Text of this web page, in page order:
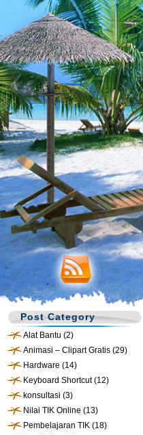
Post Category
Alat Bantu (2)
Animasi – Clipart Gratis (29)
Hardware (14)
Keyboard Shortcut(12)
konsultasi (3)
Nilai TIK Online (13)
Pembelajaran TIK (18)